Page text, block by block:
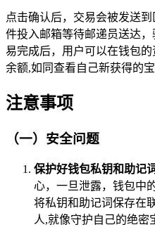
点击确认后，交易会被发送
件投入邮箱等待邮递员送达
易完成后，用户可以在钱包
余额,如同查看自己新获得的宝
注意事项
（一）安全问题
保护好钱包私钥和助记
心，一旦泄露，钱包中
将私钥和助记词保存在
人,就像守护自己的绝密